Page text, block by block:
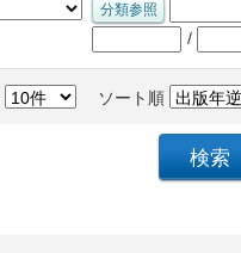
/
ソート順